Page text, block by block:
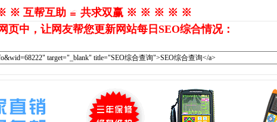
互帮互助 ≌ 共求双赢 ※ ※ ※ ※ ※
页中，让网友帮您更新网站每日SEO综合情况：